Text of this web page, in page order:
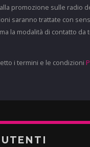
promozione sulle radio
saranno trattate con
la modalità di contatto da
i termini e le condizioni